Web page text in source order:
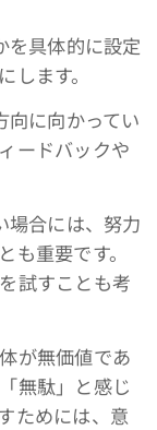
を具体的に設定
ます。
向に向かってい
ードバックや
合には、努力
重要です。
試すことも考
が無価値であ
無駄」と感じ
ためには、意